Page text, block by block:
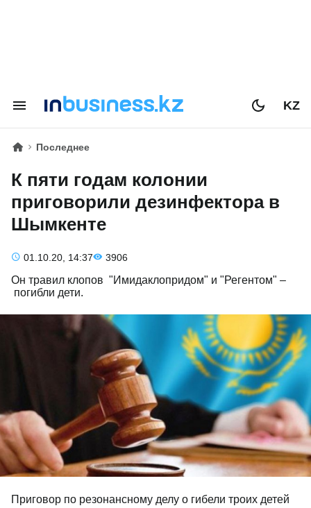
KZ
Последнее
К пяти годам колонии
приговорили дезинфектора в
Шымкенте
01.10.20, 14:37 3906
Он травил клопов "Имидаклопридом" и "Регентом" –
погибли дети.
Приговор по резонансному делу о гибели троих детей